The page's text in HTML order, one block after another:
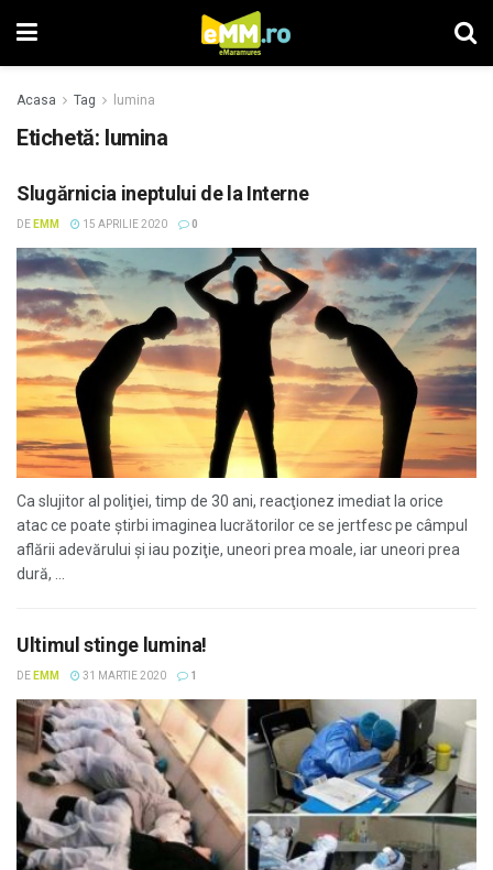
Acasa Tag lumina
Etichetă: lumina
Slugărnicia ineptului de la Interne
DE EMM 15 APRILIE 2020 0
Ca slujitor al poliţiei, timp de 30 ani, reacţionez imediat la orice
atac ce poate ştirbi imaginea lucrătorilor ce se jertfesc pe câmpul
aflării adevărului şi iau poziţie, uneori prea moale, iar uneori prea
dură, ...
Ultimul stinge lumina!
DE EMM 31 MARTIE 2020 1